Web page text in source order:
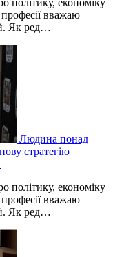
політику, економіку
вважаю
Як ред…
Людина понад
стратегію
політику, економіку
вважаю
Як ред…